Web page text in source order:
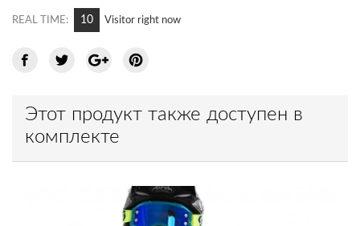
REAL TIME: 10 Visitor right now
Этот продукт также доступен в
комплекте